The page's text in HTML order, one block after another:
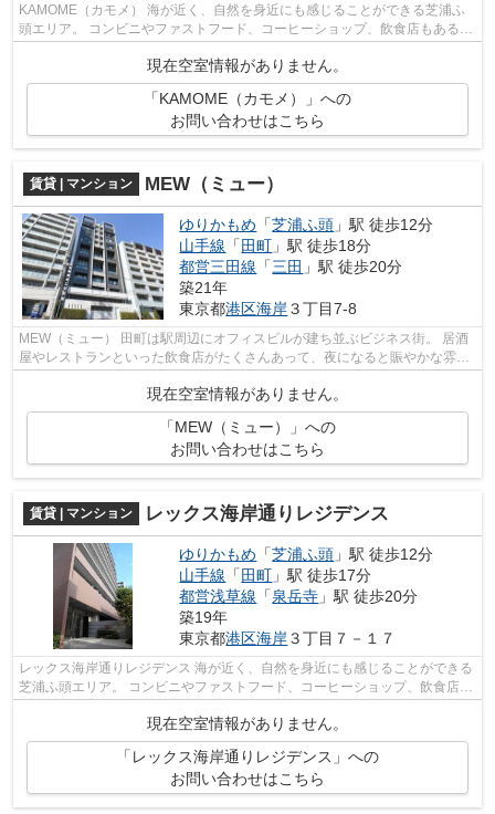
KAMOME（カモメ） 海が近く、自然を身近にも感じることができる芝浦ふ
頭エリア。 コンビニやファストフード、コーヒーショップ、飲食店もあるの
で1人暮らしの方に便利です。 場所に...
現在空室情報がありません。
「KAMOME（カモメ）」への
お問い合わせはこちら
賃貸 | マンション MEW（ミュー）
ゆりかもめ 「芝浦ふ頭 」駅 徒歩12分
山手線 「 田町 」駅 徒歩18分
都営三田線 「三田 」駅 徒歩20分
築21年
東京都港区海岸３丁目7-8
MEW（ミュー） 田町は駅周辺にオフィスビルが建ち並ぶビジネス街。 居酒
屋やレストランといった飲食店がたくさんあって、夜になると賑やかな雰囲
現在空室情報がありません。
「MEW（ミュー）」への
お問い合わせはこちら
賃貸 | マンション レックス海岸通りレジデンス
ゆりかもめ 「芝浦ふ頭 」駅 徒歩12分
山手線 「 田町 」駅 徒歩17分
都営浅草線 「泉岳寺 」駅 徒歩20分
築19年
東京都港区海岸３丁目７－１７
レックス海岸通りレジデンス 海が近く、自然を身近にも感じることができる
芝浦ふ頭エリア。 コンビニやファストフード、コーヒーショップ、飲食店も
現在空室情報がありません。
「レックス海岸通りレジデンス」への
お問い合わせはこちら